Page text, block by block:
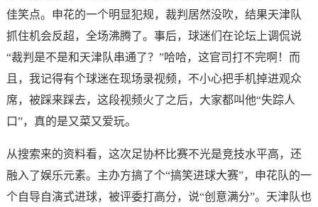
佳笑点。申花的一个明显犯规，裁判居然没吹，结果天津队
抓住机会反超，全场沸腾了。事后，球迷们在论坛上调侃说
“裁判是不是和天津队串通了？”哈哈，这官司打不完啊！而
且，我记得有个球迷在现场录视频，不小心把手机掉进观众
席，被踩来踩去，这段视频火了之后，大家都叫他“失踪人
口”，真的是又菜又爱玩。
从搜索来的资料看，这次足协杯比赛不光是竞技水平高，还
融入了娱乐元素。主办方搞了个“搞笑进球大赛”，申花队的一
个自导自演式进球，被评委打高分，说“创意满分”。天津队也